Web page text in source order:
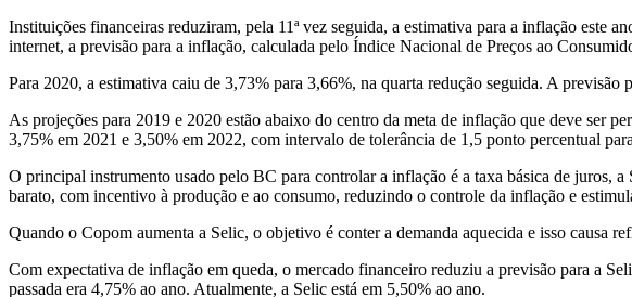
Instituições financeiras reduziram, pela 11ª vez seguida, a estimativa para a inflação este
internet, a previsão para a inflação, calculada pelo Índice Nacional de Preços ao
Para 2020, a estimativa caiu de 3,73% para 3,66%, na quarta redução seguida. A
As projeções para 2019 e 2020 estão abaixo do centro da meta de inflação que deve ser
3,75% em 2021 e 3,50% em 2022, com intervalo de tolerância de 1,5 ponto percentual
O principal instrumento usado pelo BC para controlar a inflação é a taxa básica de
barato, com incentivo à produção e ao consumo, reduzindo o controle da inflação e
Quando o Copom aumenta a Selic, o objetivo é conter a demanda aquecida e isso causa
Com expectativa de inflação em queda, o mercado financeiro reduziu a previsão para a
passada era 4,75% ao ano. Atualmente, a Selic está em 5,50% ao ano.